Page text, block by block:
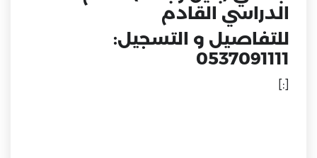
الدراسي القادم
للتفاصيل و التسجيل:
0537091111
[:]